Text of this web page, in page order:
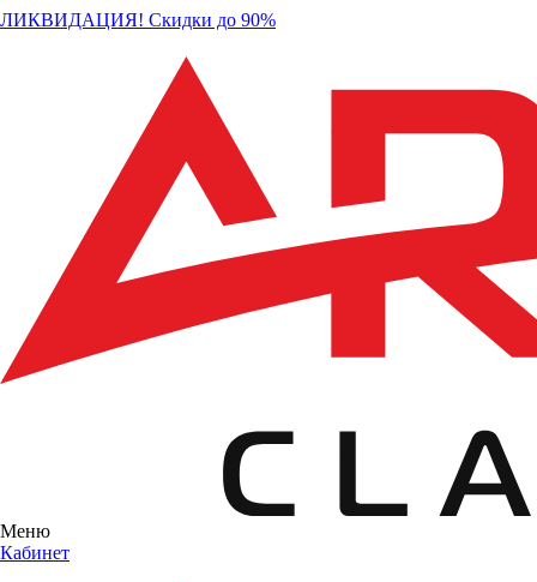
ЛИКВИДАЦИЯ! Скидки до 90%
Меню
Кабинет